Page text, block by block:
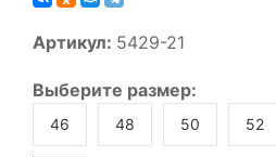
Артикул: 5429-21
Выберите размер:
46 48 50 52